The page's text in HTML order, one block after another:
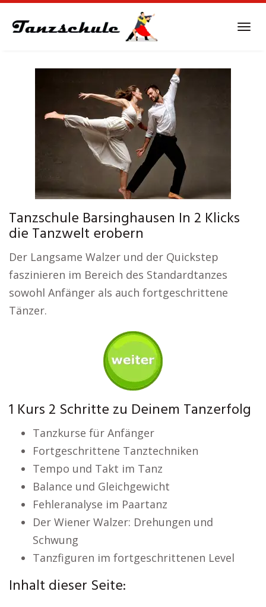
Tanzschule Barsinghausen In 2 Klicks
die Tanzwelt erobern
Der Langsame Walzer und der Quickstep
faszinieren im Bereich des Standardtanzes
sowohl Anfänger als auch fortgeschrittene
Tänzer.
1 Kurs 2 Schritte zu Deinem Tanzerfolg
Tanzkurse für Anfänger
Fortgeschrittene Tanztechniken
Tempo und Takt im Tanz
Balance und Gleichgewicht
Fehleranalyse im Paartanz
Der Wiener Walzer: Drehungen und
Schwung
Tanzfiguren im fortgeschrittenen Level
Inhalt dieser Seite: